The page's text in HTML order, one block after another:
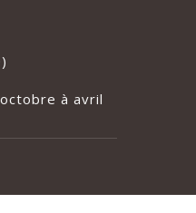
à avril